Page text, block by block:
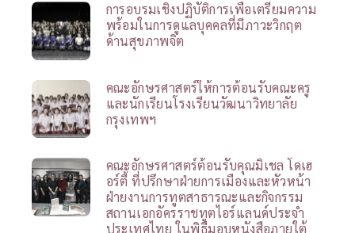
การอบรมเชิงปฏิบัติการเพื่อเตรียมความ
พร้อมในการดูแลบุคคลที่มีภาวะวิกฤต
ด้านสุขภาพจิต
คณะอักษรศาสตร์ให้การต้อนรับคณะครู
และนักเรียนโรงเรียนวัฒนาวิทยาลัย
กรุงเทพฯ
คณะอักษรศาสตร์ต้อนรับคุณมิเชล โดเฮ
อร์ตี้ ที่ปรึกษาฝ่ายการเมืองและหัวหน้า
ฝ่ายงานการทูตสาธารณะและกิจกรรม
สถานเอกอัครราชทูตไอร์แลนด์ประจำ
ประเทศไทย ในพิธีมอบหนังสือภายใต้